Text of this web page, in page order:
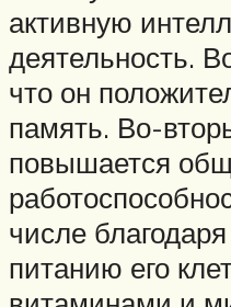
активную
деятельность.
что он
память. Во-
повышается
числе
питанию его